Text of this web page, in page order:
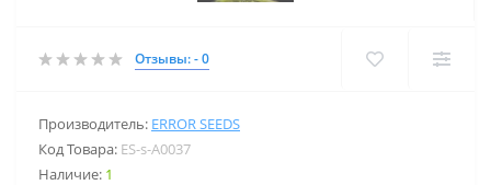
Отзывы: - 0
Производитель: ERROR SEEDS
Код Товара: ES-s-A0037
Наличие: 1